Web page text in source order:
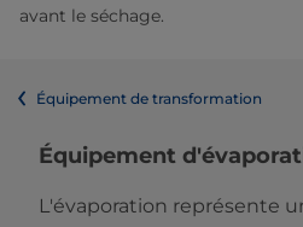
avant le séchage.
Équipement de transformation
Équipement
L'évaporation représente